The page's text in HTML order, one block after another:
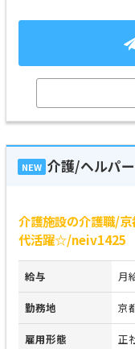
NEW 介護/ヘルパー
介護施設の介護職/
代活躍☆/neiv1425
給与 月
勤務地 京
雇用形態 正